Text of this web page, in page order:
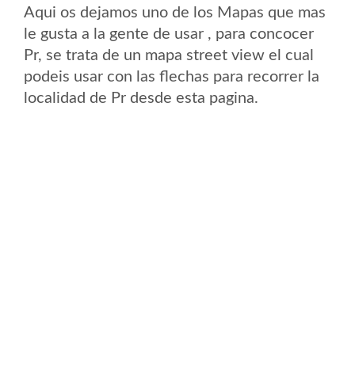
Aqui os dejamos uno de los Mapas que mas
le gusta a la gente de usar , para concocer
Pr, se trata de un mapa street view el cual
podeis usar con las flechas para recorrer la
localidad de Pr desde esta pagina.